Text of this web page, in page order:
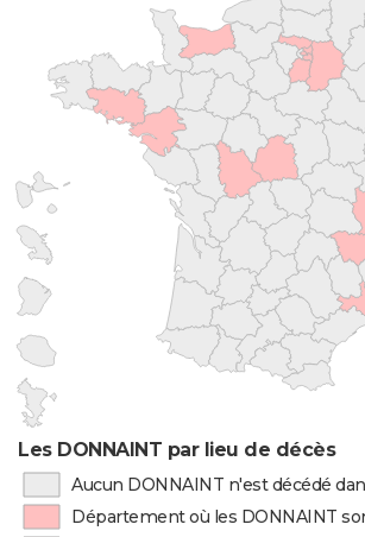
Les DONNAINT par lieu de décès
Aucun DONNAINT n'est décédé
Département où les DONNAINT